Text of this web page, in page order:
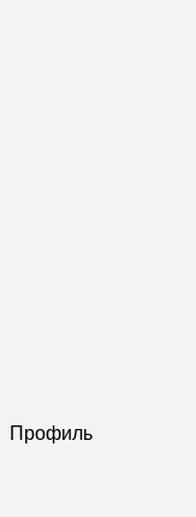
Профиль